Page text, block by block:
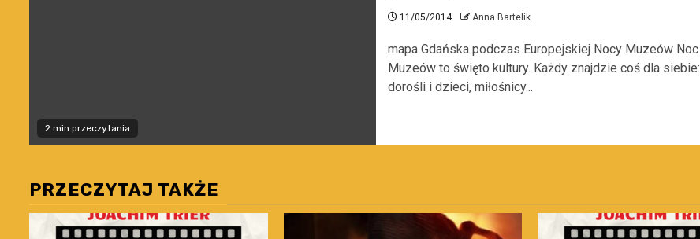
2 min przeczytania
11/05/2014 Anna Bartelik
mapa Gdańska podczas Europejskiej Nocy Muzeów Noc
Muzeów to święto kultury. Każdy znajdzie coś dla siebie:
dorośli i dzieci, miłośnicy...
PRZECZYTAJ TAKŻE